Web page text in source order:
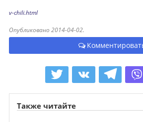
v-chili.html
Опубликовано 2014-04-02.
Также читайте